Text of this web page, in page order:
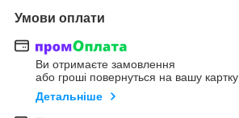
Умови оплати
Ви отримаєте замовлення
або гроші повернуться на вашу картку
Детальніше